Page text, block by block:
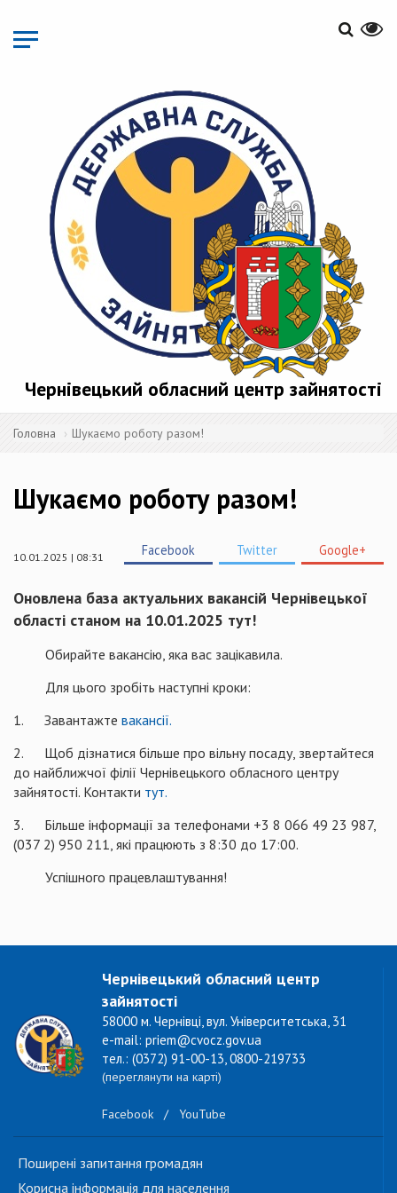
основного
матеріалу
Чернівецький обласний центр зайнятості
Головна Шукаємо роботу разом!
Шукаємо роботу разом!
10.01.2025 | 08:31 Facebook Twitter Google+
Оновлена база актуальних вакансій Чернівецької
області станом на 10.01.2025 тут!
Обирайте вакансію, яка вас зацікавила.
Для цього зробіть наступні кроки:
1. Завантажте вакансії.
2. Щоб дізнатися більше про вільну посаду, звертайтеся
до найближчої філії Чернівецького обласного центру
зайнятості. Контакти тут.
3. Більше інформації за телефонами +3 8 066 49 23 987,
(037 2) 950 211, які працюють з 8:30 до 17:00.
​ Успішного працевлаштування!
Чернівецький обласний центр
зайнятості
58000 м. Чернівці, вул. Університетська, 31
e-mail: priem@cvocz.gov.ua
тел.: (0372) 91-00-13, 0800-219733
(переглянути на карті)
Facebook / YouTube
Поширені запитання громадян
Корисна інформація для населення